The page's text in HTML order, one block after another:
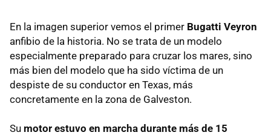
En la imagen superior vemos el primer Bugatti Veyron
anfibio de la historia. No se trata de un modelo
especialmente preparado para cruzar los mares, sino
más bien del modelo que ha sido víctima de un
despiste de su conductor en Texas, más
concretamente en la zona de Galveston.
Su motor estuvo en marcha durante más de 15